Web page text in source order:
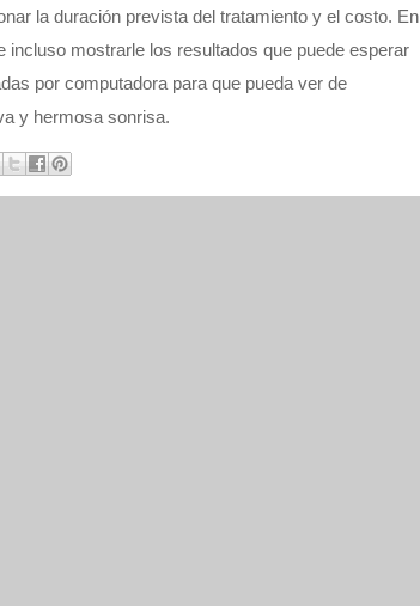
la duración prevista del tratamiento y el costo. En
incluso mostrarle los resultados que puede esperar
por computadora para que pueda ver de
y hermosa sonrisa.